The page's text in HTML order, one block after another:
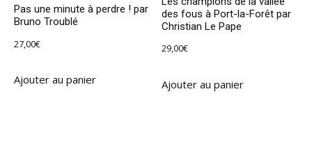
Pas une minute à perdre ! par
Bruno Troublé
27,00€
Ajouter au panier
des fous à Port-la-Forêt par
Christian Le Pape
29,00€
Ajouter au panier